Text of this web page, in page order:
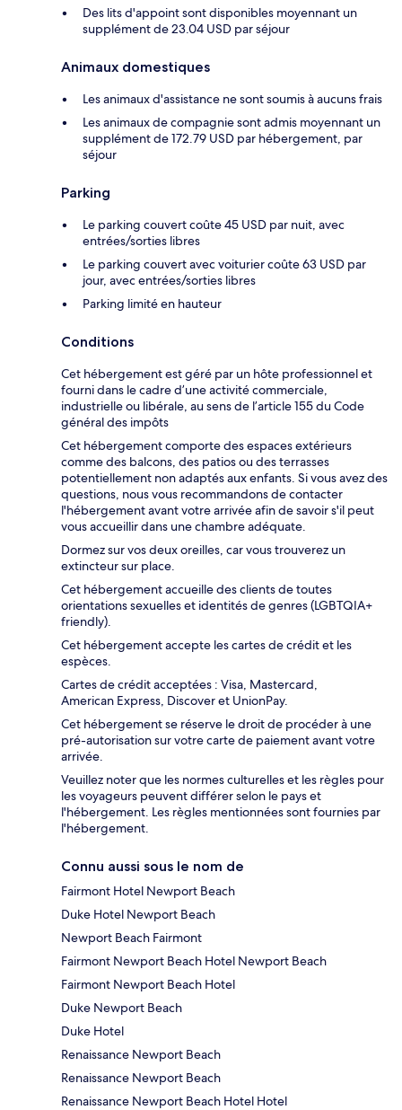
Des lits d'appoint sont disponibles moyennant un
supplément de 23.04 USD par séjour
Animaux domestiques
Les animaux d'assistance ne sont soumis à aucuns frais
Les animaux de compagnie sont admis moyennant un
supplément de 172.79 USD par hébergement, par
séjour
Parking
Le parking couvert coûte 45 USD par nuit, avec
entrées/sorties libres
Le parking couvert avec voiturier coûte 63 USD par
jour, avec entrées/sorties libres
Parking limité en hauteur
Conditions
Cet hébergement est géré par un hôte professionnel et
fourni dans le cadre d’une activité commerciale,
industrielle ou libérale, au sens de l’article 155 du Code
général des impôts
Cet hébergement comporte des espaces extérieurs
comme des balcons, des patios ou des terrasses
potentiellement non adaptés aux enfants. Si vous avez des
questions, nous vous recommandons de contacter
l'hébergement avant votre arrivée afin de savoir s'il peut
vous accueillir dans une chambre adéquate.
Dormez sur vos deux oreilles, car vous trouverez un
extincteur sur place.
Cet hébergement accueille des clients de toutes
orientations sexuelles et identités de genres (LGBTQIA+
friendly).
Cet hébergement accepte les cartes de crédit et les
espèces.
Cartes de crédit acceptées : Visa, Mastercard,
American Express, Discover et UnionPay.
Cet hébergement se réserve le droit de procéder à une
pré-autorisation sur votre carte de paiement avant votre
arrivée.
Veuillez noter que les normes culturelles et les règles pour
les voyageurs peuvent différer selon le pays et
l'hébergement. Les règles mentionnées sont fournies par
l'hébergement.
Connu aussi sous le nom de
Fairmont Hotel Newport Beach
Duke Hotel Newport Beach
Newport Beach Fairmont
Fairmont Newport Beach Hotel Newport Beach
Fairmont Newport Beach Hotel
Duke Newport Beach
Duke Hotel
Renaissance Newport Beach
Renaissance Newport Beach
Renaissance Newport Beach Hotel Hotel